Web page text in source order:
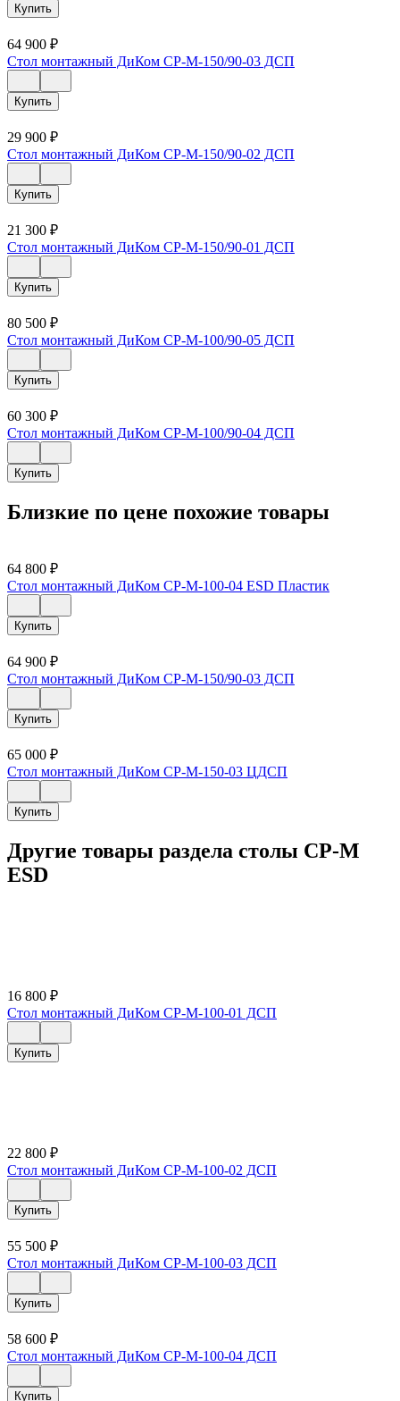
Купить
64 900 ₽
Стол монтажный ДиКом СР-М-150/90-03 ДСП
Купить
29 900 ₽
Стол монтажный ДиКом СР-М-150/90-02 ДСП
Купить
21 300 ₽
Стол монтажный ДиКом СР-М-150/90-01 ДСП
Купить
80 500 ₽
Стол монтажный ДиКом СР-М-100/90-05 ДСП
Купить
60 300 ₽
Стол монтажный ДиКом СР-М-100/90-04 ДСП
Купить
Близкие по цене похожие товары
64 800 ₽
Стол монтажный ДиКом СР-М-100-04 ESD Пластик
Купить
64 900 ₽
Стол монтажный ДиКом СР-М-150/90-03 ДСП
Купить
65 000 ₽
Стол монтажный ДиКом СР-М-150-03 ЦДСП
Купить
Другие товары раздела столы СР-М
ESD
16 800 ₽
Стол монтажный ДиКом СР-М-100-01 ДСП
Купить
22 800 ₽
Стол монтажный ДиКом СР-М-100-02 ДСП
Купить
55 500 ₽
Стол монтажный ДиКом СР-М-100-03 ДСП
Купить
58 600 ₽
Стол монтажный ДиКом СР-М-100-04 ДСП
Купить